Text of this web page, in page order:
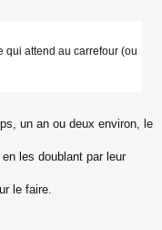
qui attend au carrefour (ou
un an ou deux environ, le
les doublant par leur
le faire.